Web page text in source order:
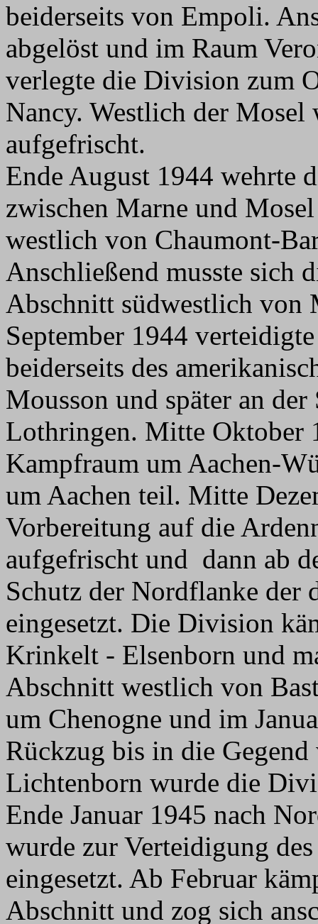
beiderseits von Empoli.
abgelöst und im Raum
verlegte die Division zum
Nancy. Westlich der
aufgefrischt.
Ende August 1944
zwischen Marne und
westlich von Chaumont-
Anschließend musste sich
Abschnitt südwestlich von
September 1944
beiderseits des
Mousson und später an
Lothringen. Mitte Oktober
Kampfraum um Aachen-
um Aachen teil. Mitte
Vorbereitung auf die
aufgefrischt und dann ab
Schutz der Nordflanke der
eingesetzt. Die Division
Krinkelt - Elsenborn und
Abschnitt westlich von
um Chenogne und im
Rückzug bis in die
Lichtenborn wurde die
Ende Januar 1945 nach
wurde zur Verteidigung
eingesetzt. Ab Februar
Abschnitt und zog sich